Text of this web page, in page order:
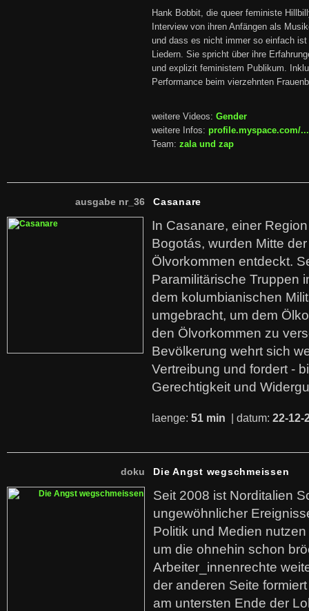
Hank Bobbit, die queer feministe
Interview von ihren Anfängen als
und dass es nicht immer so einfach
Liedern. Sie spricht über ihre
und explizit feministem Publikum.
Performance beim vierzehnten
weitere Videos: Gender
weitere Infos: profile.myspace.com/
Team: zala und zap
ausgabe nr_36 Casanare
In Casanare, einer
Bogotás, wurden Mitte
Ölvorkommen entdeckt.
Paramilitärische Truppen
dem kolumbianischen
umgebracht, um dem
den Ölvorkommen zu
Bevölkerung wehrt sich
Vertreibung und fordert -
Gerechtigkeit und
laenge: 51 min | datum: 22-12-
doku Die Angst wegschmeissen
Seit 2008 ist Norditalien
ungewöhnlicher
Politik und Medien
um die ohnehin schon
Arbeiter_innenrechte
der anderen Seite
am untersten Ende der